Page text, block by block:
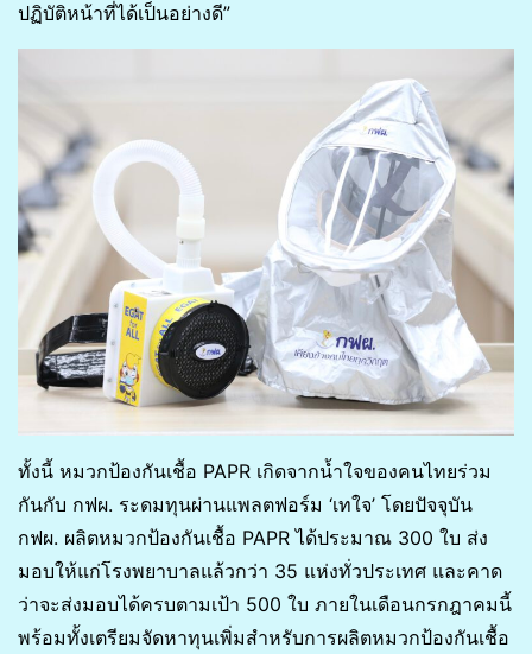
ปฏิบัติหน้าที่ได้เป็นอย่างดี”
ทั้งนี้ หมวกป้องกันเชื้อ PAPR เกิดจากน้ำใจของคนไทยร่วม
กันกับ กฟผ. ระดมทุนผ่านแพลตฟอร์ม ‘เทใจ’ โดยปัจจุบัน
กฟผ. ผลิตหมวกป้องกันเชื้อ PAPR ได้ประมาณ 300 ใบ ส่ง
มอบให้แก่โรงพยาบาลแล้วกว่า 35 แห่งทั่วประเทศ และคาด
ว่าจะส่งมอบได้ครบตามเป้า 500 ใบ ภายในเดือนกรกฎาคมนี้
พร้อมทั้งเตรียมจัดหาทุนเพิ่มสำหรับการผลิตหมวกป้องกันเชื้อ